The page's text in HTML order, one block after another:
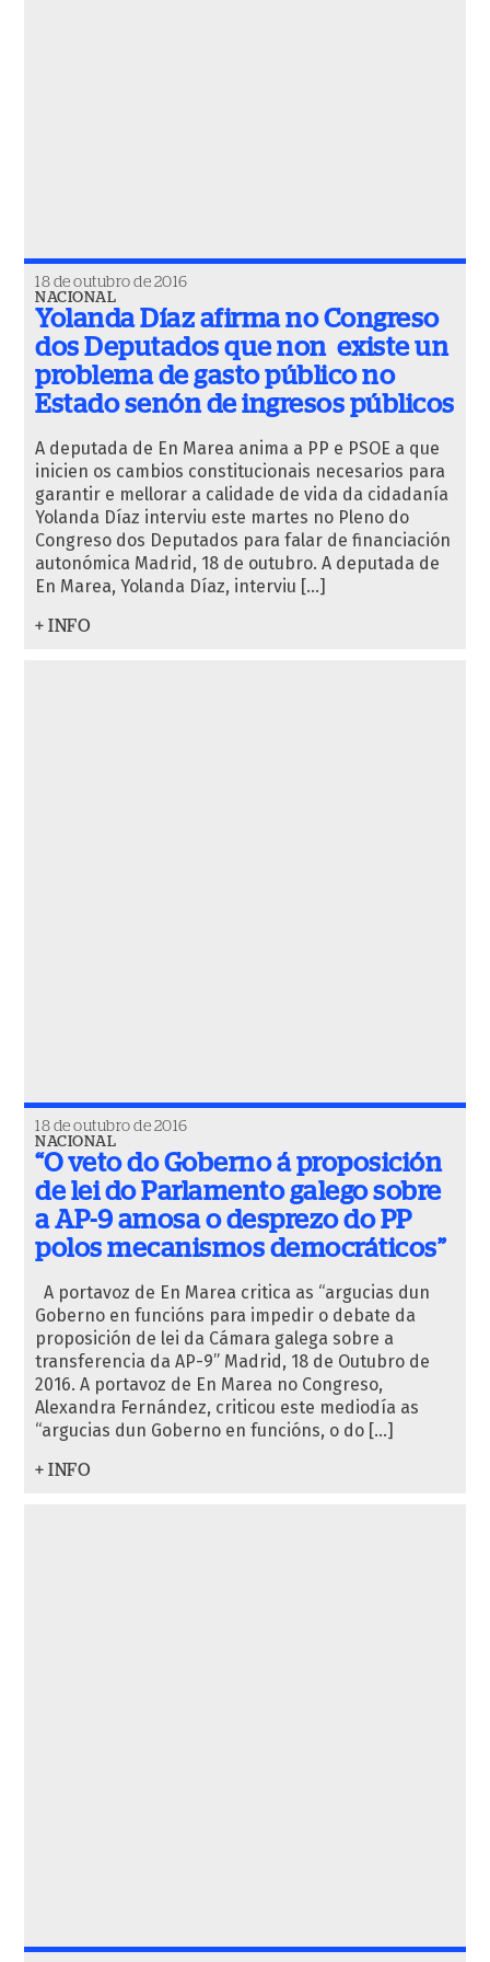
18 de outubro de 2016
NACIONAL
Yolanda Díaz afirma no Congreso
dos Deputados que non existe un
problema de gasto público no
Estado senón de ingresos públicos
A deputada de En Marea anima a PP e PSOE a que
inicien os cambios constitucionais necesarios para
garantir e mellorar a calidade de vida da cidadanía
Yolanda Díaz interviu este martes no Pleno do
Congreso dos Deputados para falar de financiación
autonómica Madrid, 18 de outubro. A deputada de
En Marea, Yolanda Díaz, interviu […]
+ INFO
18 de outubro de 2016
NACIONAL
“O veto do Goberno á proposición
de lei do Parlamento galego sobre
a AP-9 amosa o desprezo do PP
polos mecanismos democráticos”
A portavoz de En Marea critica as “argucias dun
Goberno en funcións para impedir o debate da
proposición de lei da Cámara galega sobre a
transferencia da AP-9” Madrid, 18 de Outubro de
2016. A portavoz de En Marea no Congreso,
Alexandra Fernández, criticou este mediodía as
“argucias dun Goberno en funcións, o do […]
+ INFO